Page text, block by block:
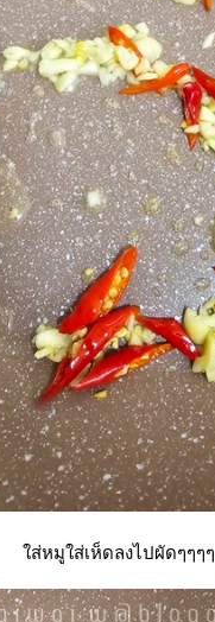
ส่หมูใส่เห็ดลงไปผัดๆๆๆๆ